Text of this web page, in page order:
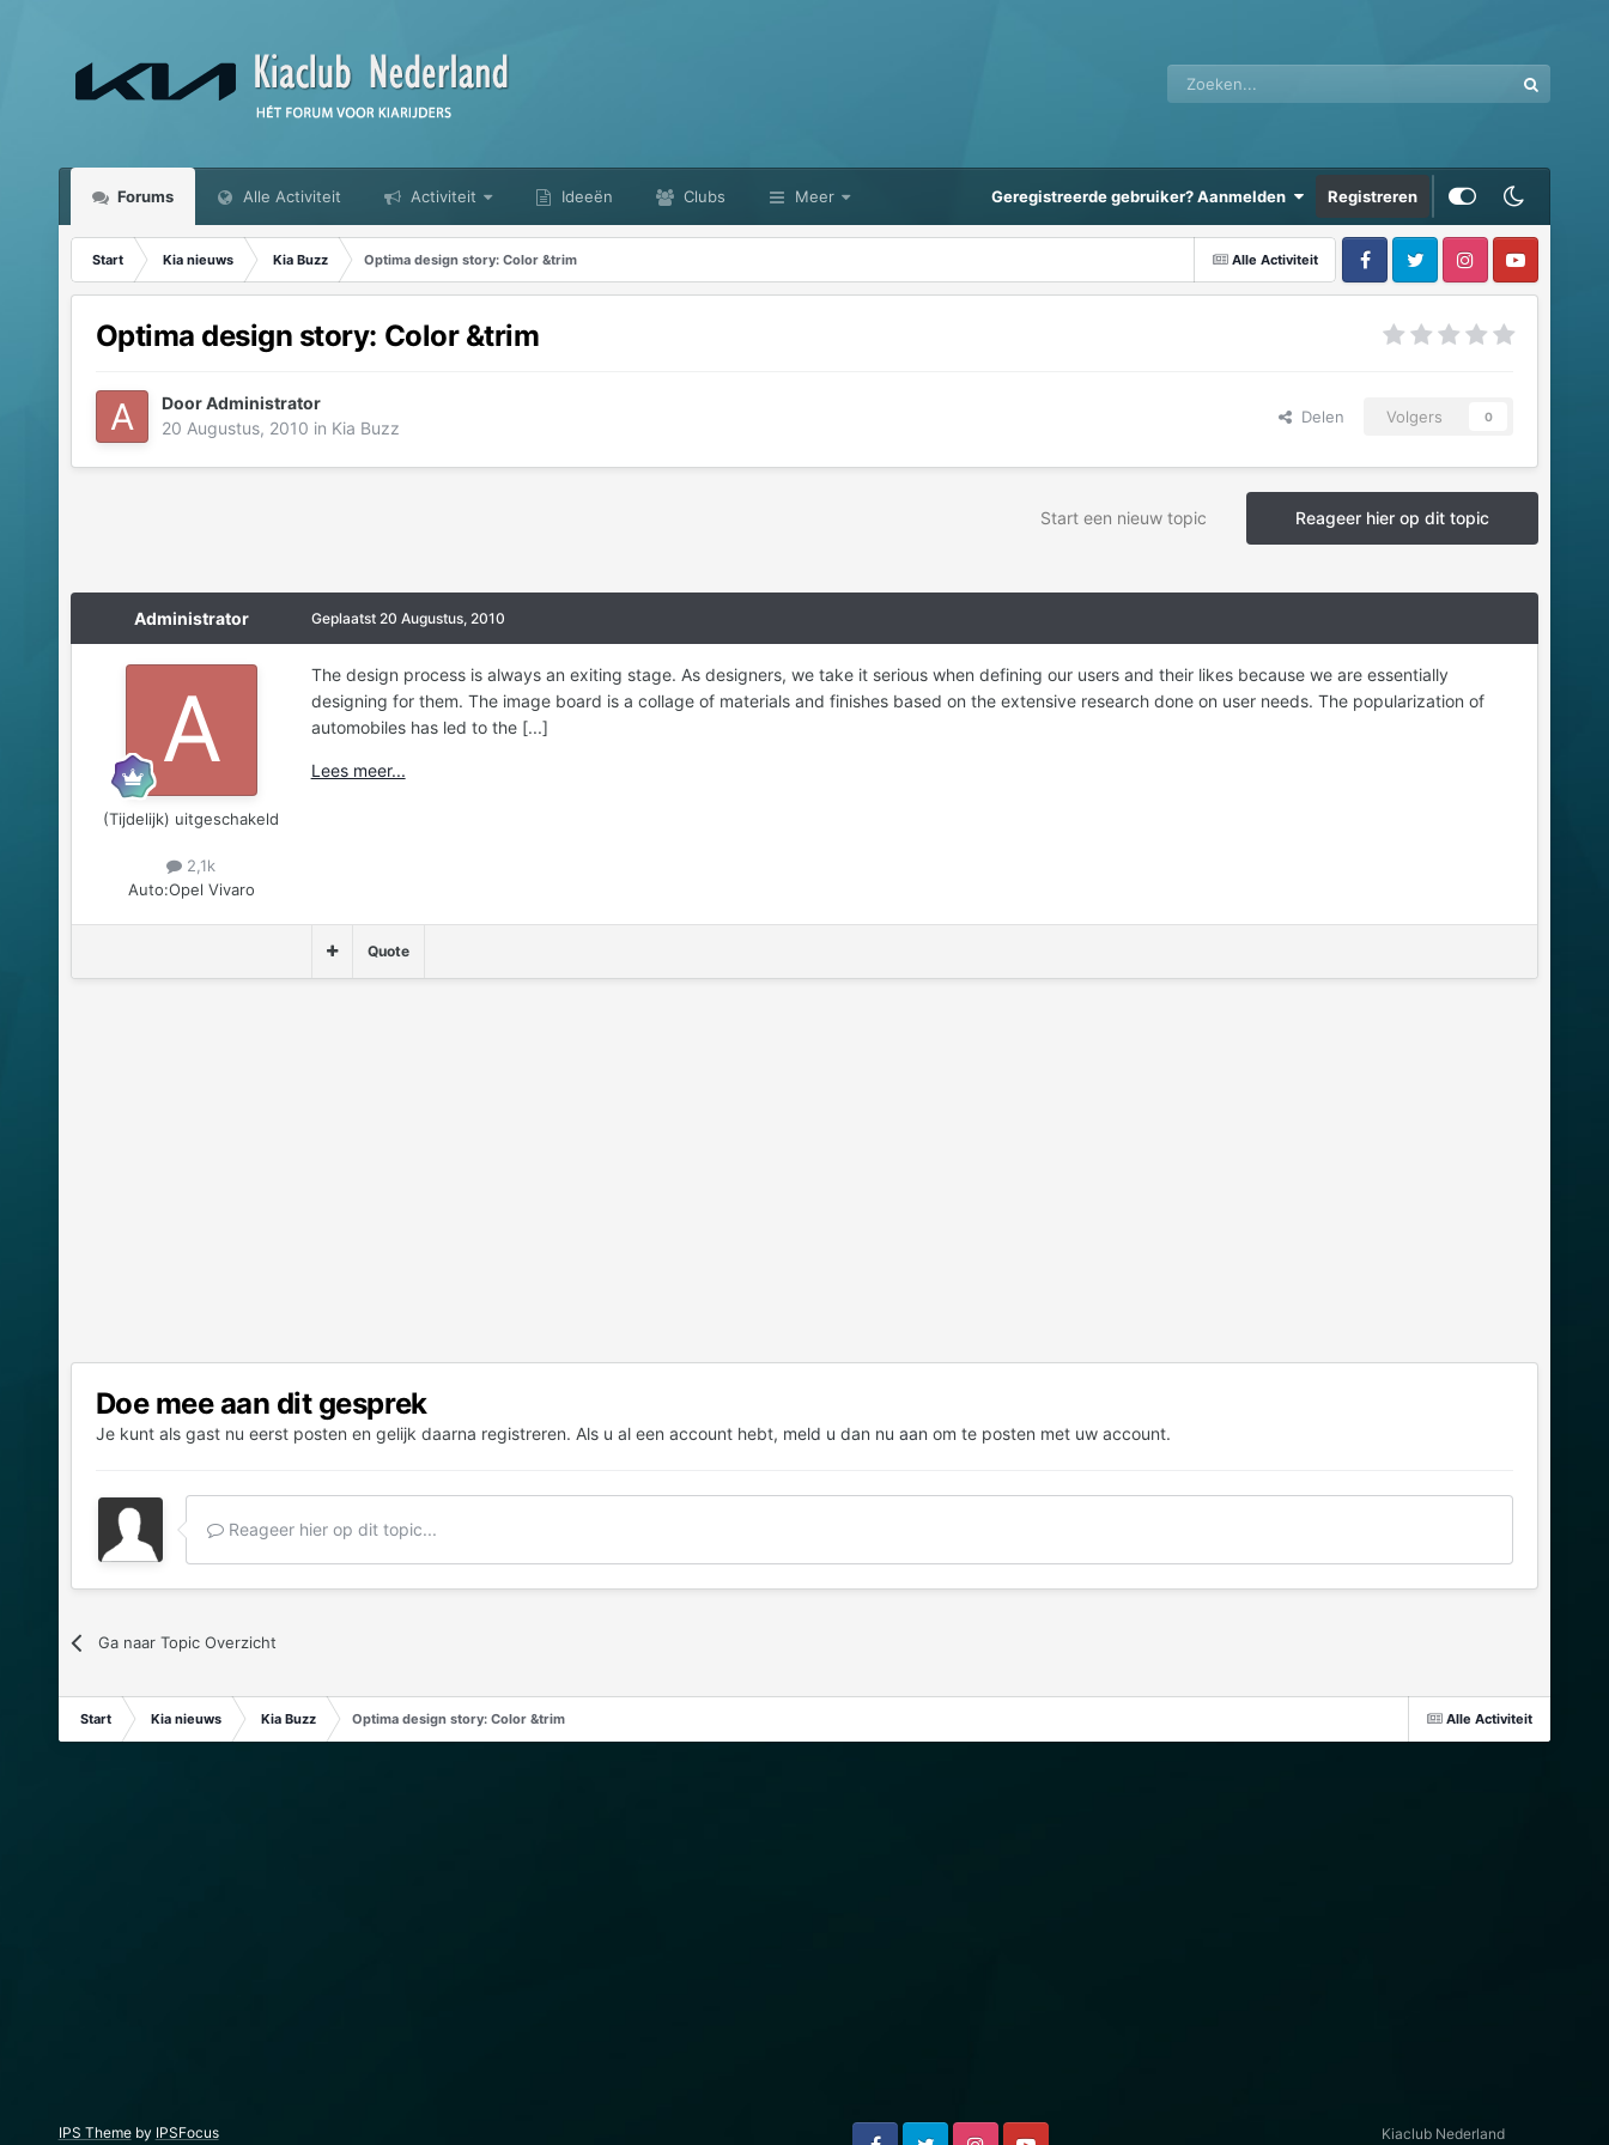
Forums Alle Activiteit Activiteit Ideeën Clubs Meer Geregistreerde gebruiker? Aanmelden Registreren
Alle Activiteit
Start Kia nieuws Kia Buzz Optima design story: Color &trim
Optima design story: Color &trim
DoorAdministrator
20 Augustus, 2010 in Kia Buzz
Delen Volgers 0
Reageer hier op dit topic
Start een nieuw topic
Administrator
(Tijdelijk) uitgeschakeld
2,1k
Auto:Opel Vivaro
Geplaatst 20 Augustus, 2010
The design process is always an exiting stage. As designers, we take it serious when defining our users and their likes because we are essentially
designing for them. The image board is a collage of materials and finishes based on the extensive research done on user needs. The popularization of
automobiles has led to the [...]
Lees meer...
Quote
Doe mee aan dit gesprek
Je kunt als gast nu eerst posten en gelijk daarna registreren. Als u al een account hebt, meld u dan nu aan om te posten met uw account.
Reageer hier op dit topic...
Ga naar Topic Overzicht
Alle Activiteit
Start Kia nieuws Kia Buzz Optima design story: Color &trim
IPS Themeby IPSFocus Kiaclub Nederland